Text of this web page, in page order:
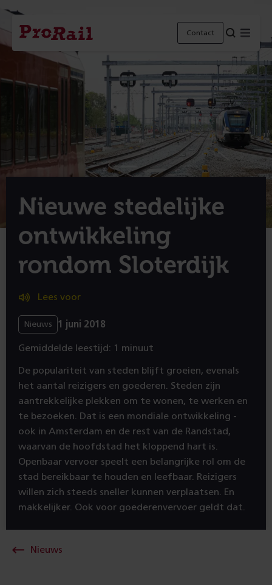
Navigatie
Homepage
ProRail
Contact
Nieuwe stedelijke
ontwikkeling
rondom Sloterdijk
Lees voor
Nieuws 1 juni 2018
Gemiddelde leestijd: 1 minuut
De populariteit van steden blijft groeien, evenals
het aantal reizigers en goederen. Steden zijn
aantrekkelijke plekken om te wonen, te werken en
te bezoeken. Dat is een mondiale ontwikkeling -
ook in Amsterdam en de rest van de Randstad,
waarvan de hoofdstad het kloppend hart is.
Openbaar vervoer speelt een belangrijke rol om de
stad bereikbaar te houden en leefbaar. Reizigers
willen zich steeds sneller kunnen verplaatsen. En
makkelijker. Ook voor goederenvervoer geldt dat.
Nieuws